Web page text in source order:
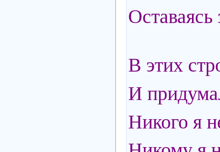
Оставаясь
В этих
И
Никого я